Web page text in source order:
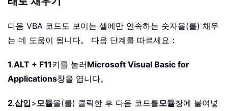
다음 VBA 코드도 보이는 셀에만 연속하는 숫자을(를) 채우
는 데 도움이 됩니다。 다음 단계를 따르세요：
1.ALT + F11키를 눌러Microsoft Visual Basic for
Applications창을 엽니다。
2.삽입>모듈을(를) 클릭한 후 다음 코드를모듈창에 붙여넣